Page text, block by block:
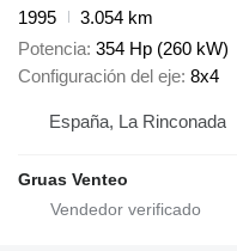
1995
3.054 km
Potencia 354 Hp (260 kW)
Configuración del eje 8x4
España, La Rinconada
Gruas Venteo